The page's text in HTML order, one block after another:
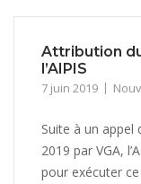
Attribution
l’AIPIS
7 juin 2019
Suite à un appel
2019 par VGA,
pour exécuter